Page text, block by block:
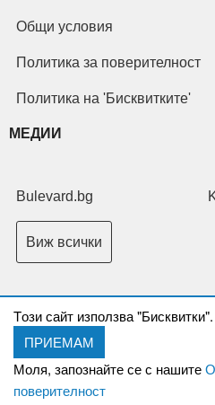
Tози сайт използва "Бисквитки".
ПРИЕМАМ
Моля, запознайте се с нашите
поверителност
Общи условия
Политика за поверителност
Политика на 'Бисквитките'
МЕДИИ
Bulevard.bg
Виж всички
Copyright © 2026 Ксениум ООД.